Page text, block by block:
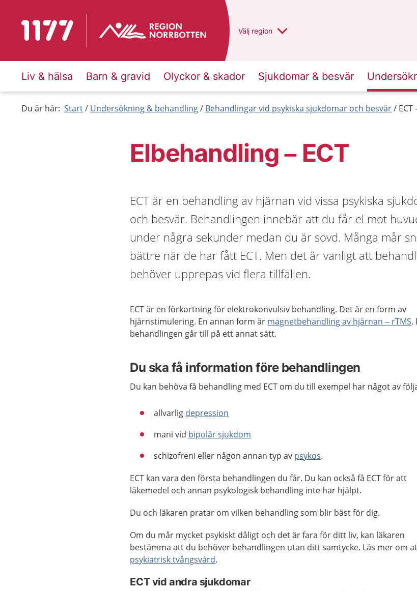
Till startsidan för 1177 Du har valt region
Välj en annan
region
Liv & hälsa Barn & gravid Olyckor & skador Sjukdomar & besvär
Du är här: Start Undersökning & behandling Behandlingar vid psykiska sjukdomar och besvär
Elbehandling – ECT
ECT är en behandling av hjärnan vid vissa psykiska
och besvär. Behandlingen innebär att du får el mot
under några sekunder medan du är sövd. Många mår
bättre när de har fått ECT. Men det är vanligt att
behöver upprepas vid flera tillfällen.
ECT är en förkortning för elektrokonvulsiv behandling. Det är en form av
hjärnstimulering. En annan form är magnetbehandling av hjärnan – rTMS.
behandlingen går till på ett annat sätt.
Du ska få information före behandlingen
Du kan behöva få behandling med ECT om du till exempel har något av
allvarlig depression
mani vid bipolär sjukdom
schizofreni eller någon annan typ av psykos.
ECT kan vara den första behandlingen du får. Du kan också få ECT för att
läkemedel och annan psykologisk behandling inte har hjälpt.
Du och läkaren pratar om vilken behandling som blir bäst för dig.
Om du mår mycket psykiskt dåligt och det är fara för ditt liv, kan läkaren
bestämma att du behöver behandlingen utan ditt samtycke. Läs mer om
psykiatrisk tvångsvård.
ECT vid andra sjukdomar